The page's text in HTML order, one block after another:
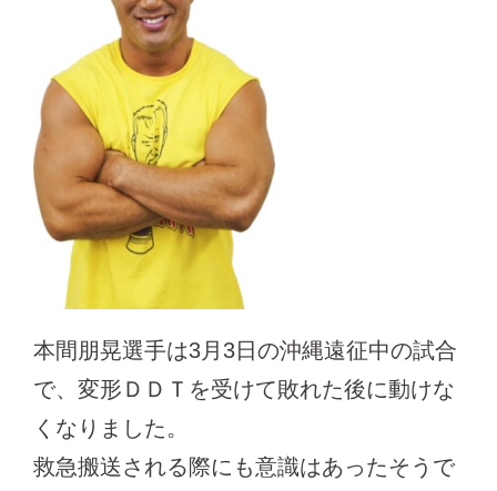
本間朋晃選手は3月3日の沖縄遠征中の試合
で、変形ＤＤＴを受けて敗れた後に動けな
くなりました。
救急搬送される際にも意識はあったそうで